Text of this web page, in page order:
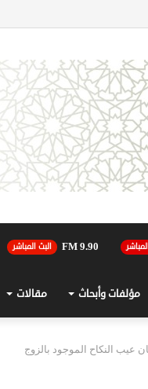
90.FM 9 البث المباشر
مؤلفات وأبحاث مقالات
عيب النكاح الموجود بالزوج